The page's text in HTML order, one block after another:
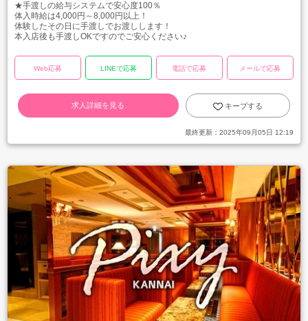
★手渡しの給与システムで安心度100％
体入時給は4,000円～8,000円以上！
体験したその日に手渡しでお渡しします！
本入店後も手渡しOKですのでご安心ください♪
Web応募 LINEで応募 電話で応募 メールで応募
求人詳細を見る キープする
最終更新： 2025年09月05日 12:19